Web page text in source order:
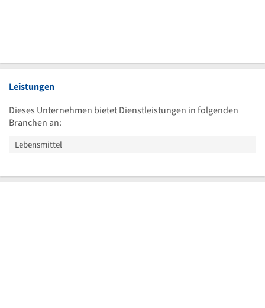
Leistungen
Dieses Unternehmen bietet Dienstleistungen in folgenden
Branchen an:
Lebensmittel